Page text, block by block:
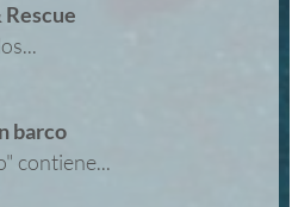
barco
contiene...